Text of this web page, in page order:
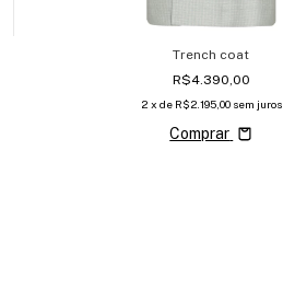
Trench coat
R$4.390,00
2 x de R$2.195,00 sem juros
Comprar